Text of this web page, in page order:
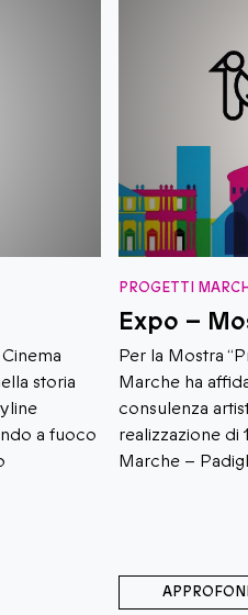
storia
a fuoco
PROGETTI MARCHE
Expo –
Per la Mostra
Marche ha
consulenza
realizzazione di 15
Marche –